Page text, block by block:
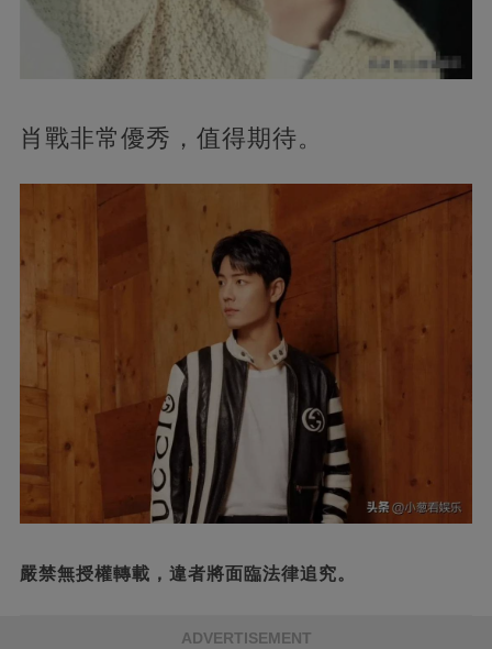
肖戰非常優秀，值得期待。
嚴禁無授權轉載，違者將面臨法律追究。
ADVERTISEMENT